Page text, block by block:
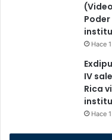
Hace
IV
Rica
Hace